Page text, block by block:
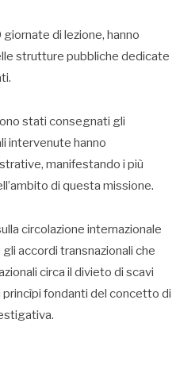
di lezione, hanno
strutture pubbliche dedicate
stati consegnati gli
intervenute hanno
manifestando i più
di questa missione.
circolazione internazionale
accordi transnazionali che
circa il divieto di scavi
princìpi fondanti del concetto di